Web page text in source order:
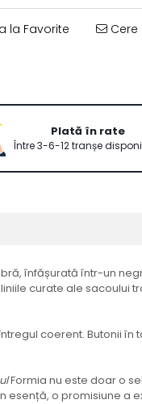
la Favorite
Plată în rate
Între 3-6-12 tranșe
înfășurată într-un
curate ale sacoului
coerent. Butonii
Formia nu este doar o
o promisiune a